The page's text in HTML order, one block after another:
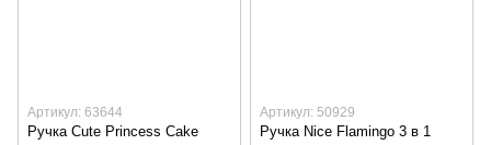
Артикул: 63644
Ручка Cute Princess Cake
Артикул: 50929
Ручка Nice Flamingo 3 в 1